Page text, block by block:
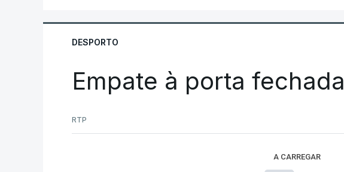
DESPORTO
Empate à porta fechada
RTP
A CARREGAR